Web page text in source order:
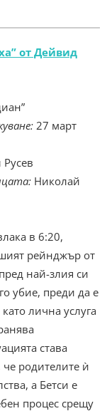
от Дейвид
27 март
Русев
Николай
в 6:20,
рейнджър от
най-злия си
убие, преди да е
лична услуга
става
родителите ѝ
а Бетси е
процес срещу